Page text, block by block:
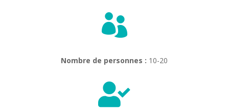

Nombre de personnes : 10-20
